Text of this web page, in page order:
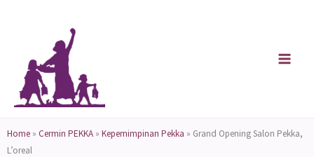
Home » Cermin PEKKA » Kepemimpinan Pekka » Grand Opening Salon Pekka,
L’oreal